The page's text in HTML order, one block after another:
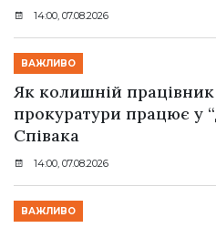
14:00, 07.08.2026
ВАЖЛИВО
Як колишній
прокуратури працює у
Співака
14:00, 07.08.2026
ВАЖЛИВО